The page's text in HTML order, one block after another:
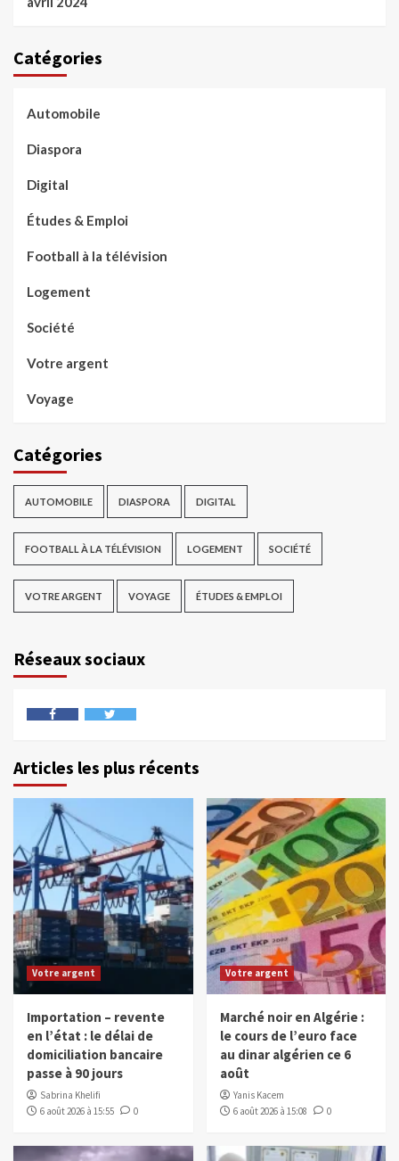
Catégories
Automobile
Diaspora
Digital
Études & Emploi
Football à la télévision
Logement
Société
Votre argent
Voyage
Catégories
AUTOMOBILE DIASPORA DIGITAL
FOOTBALL À LA TÉLÉVISION LOGEMENT SOCIÉTÉ
VOTRE ARGENT VOYAGE ÉTUDES & EMPLOI
Réseaux sociaux
Articles les plus récents
Votre argent
Importation – revente
en l’état : le délai de
domiciliation bancaire
passe à 90 jours
Sabrina Khelifi
6 août 2026 à 15:55
0
Votre argent
Marché noir en Algérie :
le cours de l’euro face
au dinar algérien ce 6
août
Yanis Kacem
6 août 2026 à 15:08
0